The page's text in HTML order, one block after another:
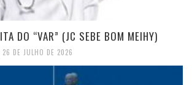
DO “VAR” (JC SEBE BOM MEIHY)
26 DE JULHO DE 2026